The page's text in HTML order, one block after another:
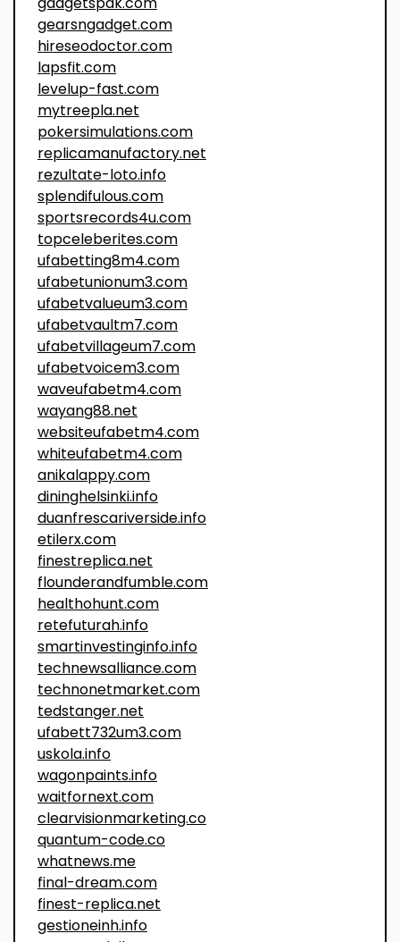
gearsngadget.com
hireseodoctor.com
lapsfit.com
levelup-fast.com
mytreepla.net
pokersimulations.com
replicamanufactory.net
rezultate-loto.info
splendifulous.com
sportsrecords4u.com
topceleberites.com
ufabetting8m4.com
ufabetunionum3.com
ufabetvalueum3.com
ufabetvaultm7.com
ufabetvillageum7.com
ufabetvoicem3.com
waveufabetm4.com
wayang88.net
websiteufabetm4.com
whiteufabetm4.com
anikalappy.com
dininghelsinki.info
duanfrescariverside.info
etilerx.com
finestreplica.net
flounderandfumble.com
healthohunt.com
retefuturah.info
smartinvestinginfo.info
technewsalliance.com
technonetmarket.com
tedstanger.net
ufabett732um3.com
uskola.info
wagonpaints.info
waitfornext.com
clearvisionmarketing.co
quantum-code.co
whatnews.me
final-dream.com
finest-replica.net
gestioneinh.info